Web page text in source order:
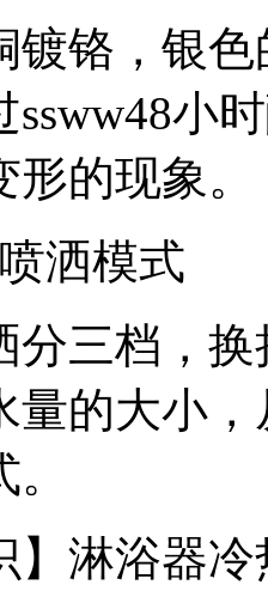
铬，银色
ssww48小
的现象。
洒模式
三档，换
量的大小
淋浴器冷